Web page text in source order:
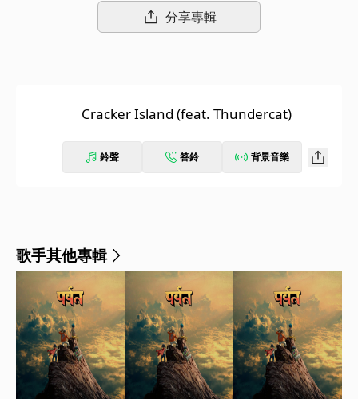
分享專輯
Cracker Island (feat. Thundercat)
鈴聲 答鈴 背景音樂
歌手其他專輯